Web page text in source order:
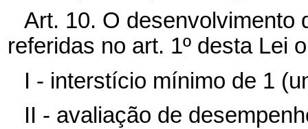
Art. 10. O desenvolvimento
referidas no art. 1º desta Lei
I - interstício mínimo de 1
II - avaliação de